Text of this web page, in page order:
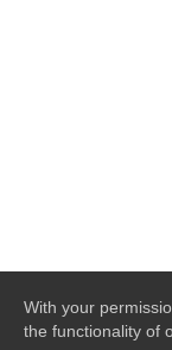
With your
the functionality of